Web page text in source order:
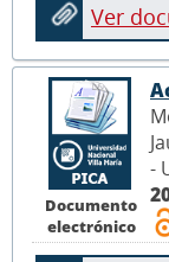
Ver
Documento
electrónico
-